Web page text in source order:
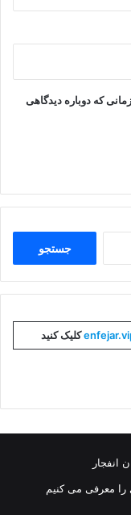
که دوباره دیدگاهی
کلیک کنید
انفجار
را معرفی می کنیم